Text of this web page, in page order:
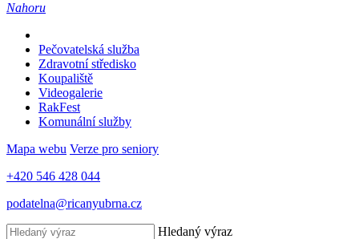
Nahoru
Pečovatelská služba
Zdravotní středisko
Koupaliště
Videogalerie
RakFest
Komunální služby
Mapa webu Verze pro seniory
+420 546 428 044
podatelna@ricanyubrna.cz
Hledaný výraz